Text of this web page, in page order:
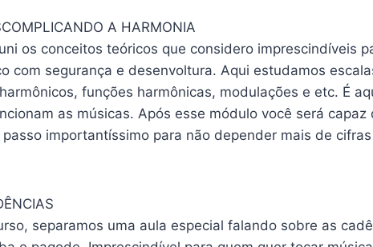
A HARMONIA
os conceitos teóricos que considero imprescindíveis
com segurança e desenvoltura. Aqui estudamos
funções harmônicas, modulações e etc. É
as músicas. Após esse módulo você será capaz
importantíssimo para não depender mais de
separamos uma aula especial falando sobre as